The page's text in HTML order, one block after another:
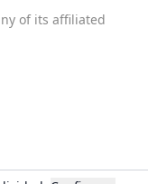
of its affiliated